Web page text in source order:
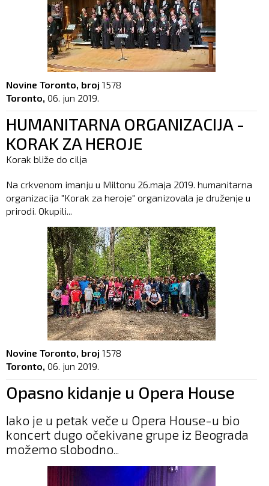
Novine Toronto, broj 1578
Toronto, 06. jun 2019.
HUMANITARNA ORGANIZACIJA -
KORAK ZA HEROJE
Korak bliže do cilja
Na crkvenom imanju u Miltonu 26.maja 2019. humanitarna
organizacija "Korak za heroje" organizovala je druženje u
prirodi. Okupili...
Novine Toronto, broj 1578
Toronto, 06. jun 2019.
Opasno kidanje u Opera House
Iako je u petak veče u Opera House-u bio
koncert dugo očekivane grupe iz Beograda
možemo slobodno